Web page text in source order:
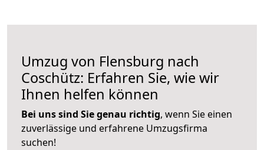
Umzug von Flensburg nach
Coschütz: Erfahren Sie, wie wir
Ihnen helfen können
Bei uns sind Sie genau richtig, wenn Sie einen
zuverlässige und erfahrene Umzugsfirma
suchen!